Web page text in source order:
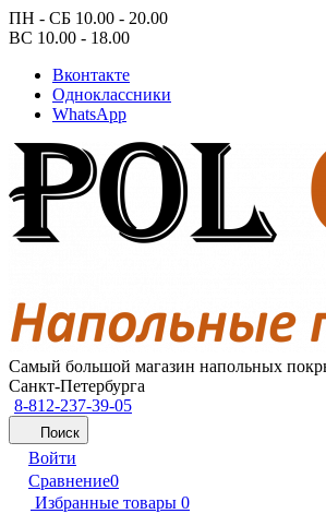
ПН - СБ 10.00 - 20.00
ВС 10.00 - 18.00
Вконтакте
Одноклассники
WhatsApp
Самый большой магазин напольных
Санкт-Петербурга
8-812-237-39-05
Поиск
Войти
Сравнение0
Избранные товары 0